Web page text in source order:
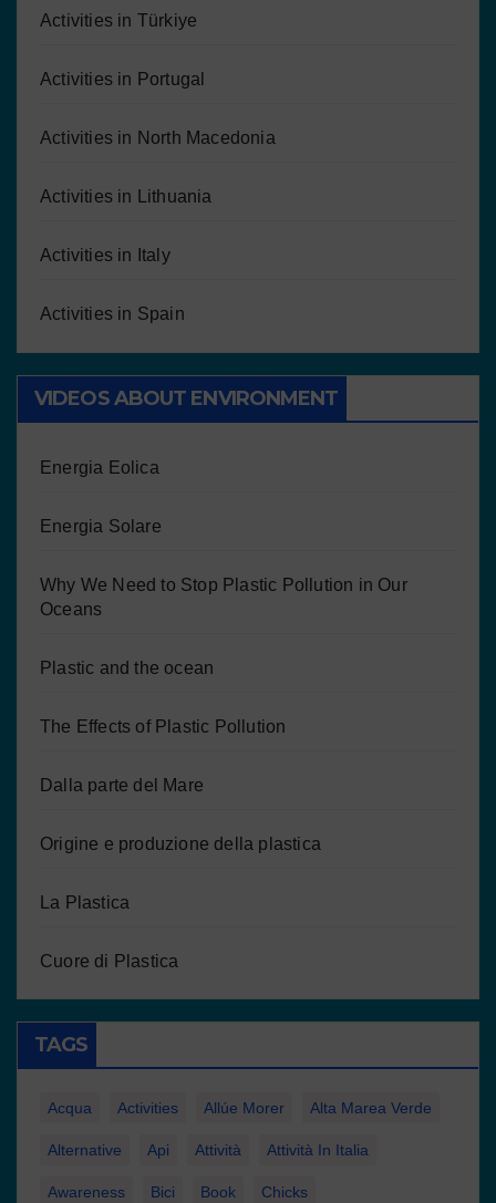
Activities in Türkiye
Activities in Portugal
Activities in North Macedonia
Activities in Lithuania
Activities in Italy
Activities in Spain
VIDEOS ABOUT ENVIRONMENT
Energia Eolica
Energia Solare
Why We Need to Stop Plastic Pollution in Our
Oceans
Plastic and the ocean
The Effects of Plastic Pollution
Dalla parte del Mare
Origine e produzione della plastica
La Plastica
Cuore di Plastica
TAGS
Acqua Activities Allúe Morer Alta Marea Verde
Alternative Api Attività Attività In Italia
Awareness Bici Book Chicks